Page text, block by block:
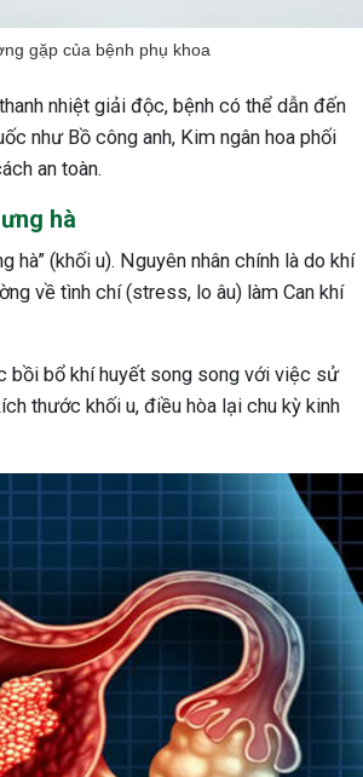
gặp của bệnh phụ khoa
nhiệt giải độc, bệnh có thể dẫn đến
như Bồ công anh, Kim ngân hoa phối
an toàn.
hà
hà” (khối u). Nguyên nhân chính là do khí
về tình chí (stress, lo âu) làm Can khí
bồi bổ khí huyết song song với việc sử
thước khối u, điều hòa lại chu kỳ kinh